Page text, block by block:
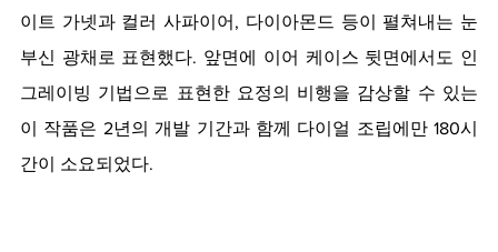
이트 가넷과 컬러 사파이어, 다이아몬드 등이 펼쳐내는 눈
부신 광채로 표현했다. 앞면에 이어 케이스 뒷면에서도 인
그레이빙 기법으로 표현한 요정의 비행을 감상할 수 있는
이 작품은 2년의 개발 기간과 함께 다이얼 조립에만 180시
간이 소요되었다.